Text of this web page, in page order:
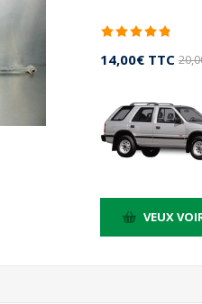
14,00€ TTC
VEUX